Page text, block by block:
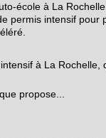
école à La
permis intensif pour
à La Rochelle,
propose...